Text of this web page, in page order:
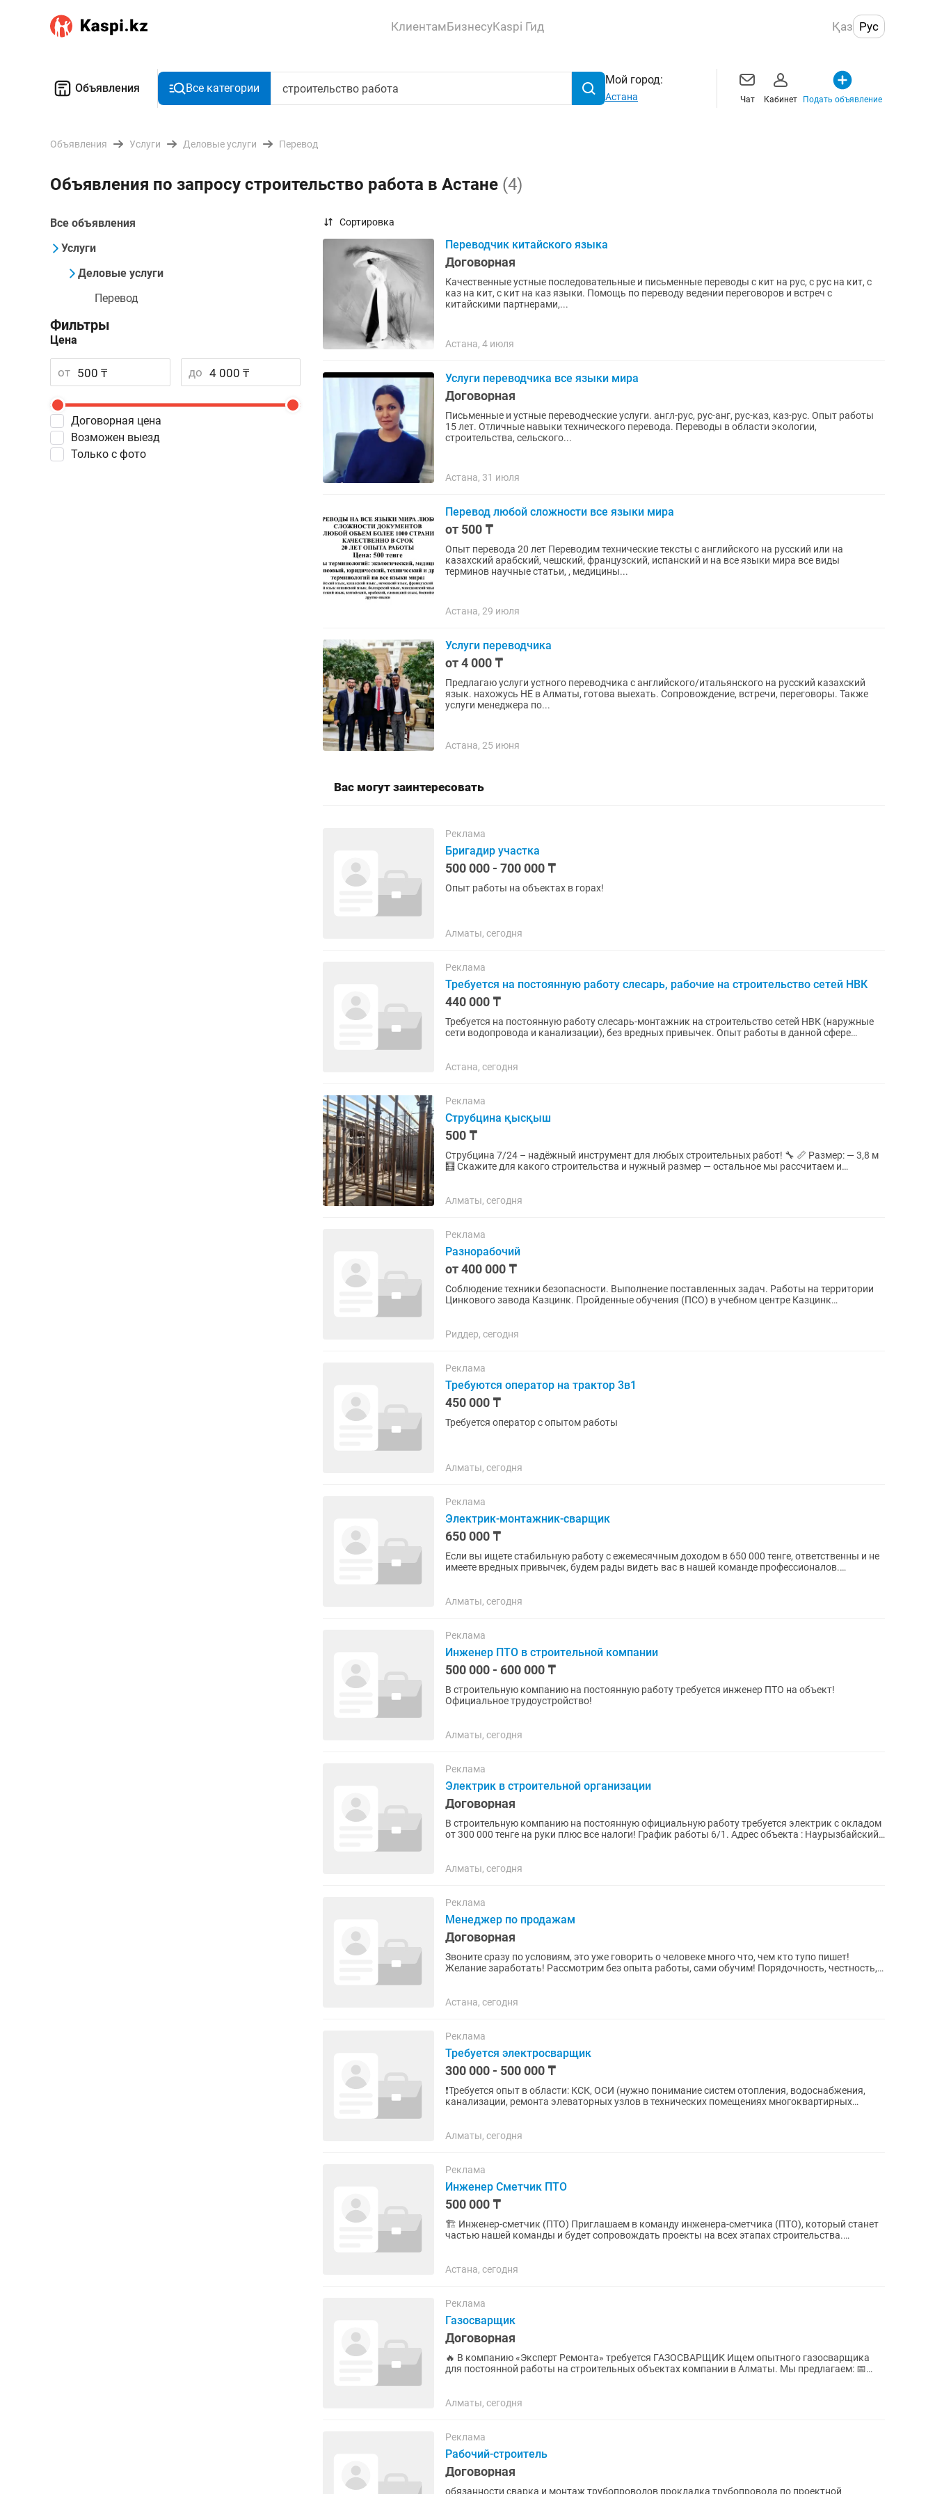
КлиентамБизнесуKaspi Гид Қаз Рус
Объявления Все категории
Мой город:
Астана Чат Кабинет Подать объявление
Объявления Услуги Деловые услуги Перевод
Объявления по запросу строительство работа в Астане (4)
Все объявления
Услуги
Деловые услуги
Перевод
Фильтры
Цена
от до
Договорная цена
Возможен выезд
Только с фото
Сортировка
Переводчик китайского языка
Договорная
Качественные устные последовательные и письменные переводы с кит на рус, с рус на кит, с
каз на кит, с кит на каз языки. Помощь по переводу ведении переговоров и встреч с
китайскими партнерами,...
Астана, 4 июля
Услуги переводчика все языки мира
Договорная
Письменные и устные переводческие услуги. англ-рус, рус-анг, рус-каз, каз-рус. Опыт работы
15 лет. Отличные навыки технического перевода. Переводы в области экологии,
строительства, сельского...
Астана, 31 июля
Перевод любой сложности все языки мира
от 500 ₸
Опыт перевода 20 лет Переводим технические тексты с английского на русский или на
казахский арабский, чешский, французский, испанский и на все языки мира все виды
терминов научные статьи, , медицины...
Астана, 29 июля
Услуги переводчика
от 4 000 ₸
Предлагаю услуги устного переводчика с английского/итальянского на русский казахский
язык. нахожусь НЕ в Алматы, готова выехать. Сопровождение, встречи, переговоры. Также
услуги менеджера по...
Астана, 25 июня
Вас могут заинтересовать
Реклама
Бригадир участка
500 000 - 700 000 ₸
Опыт работы на объектах в горах!
Алматы, сегодня
Реклама
Требуется на постоянную работу слесарь, рабочие на строительство сетей НВК
440 000 ₸
Требуется на постоянную работу слесарь-монтажник на строительство сетей НВК (наружные
сети водопровода и канализации), без вредных привычек. Опыт работы в данной сфере
Астана, сегодня
Реклама
Струбцина қысқыш
500 ₸
Струбцина 7/24 – надёжный инструмент для любых строительных работ! 🔧 📏 Размер: — 3,8 м
🧮 Скажите для какого строительства и нужный размер — остальное мы рассчитаем и
Алматы, сегодня
Реклама
Разнорабочий
от 400 000 ₸
Соблюдение техники безопасности. Выполнение поставленных задач. Работы на территории
Цинкового завода Казцинк. Пройденные обучения (ПСО) в учебном центре Казцинк
Риддер, сегодня
Реклама
Требуются оператор на трактор 3в1
450 000 ₸
Требуется оператор с опытом работы
Алматы, сегодня
Реклама
Электрик-монтажник-сварщик
650 000 ₸
Если вы ищете стабильную работу с ежемесячным доходом в 650 000 тенге, ответственны и не
имеете вредных привычек, будем рады видеть вас в нашей команде профессионалов.
Алматы, сегодня
Реклама
Инженер ПТО в строительной компании
500 000 - 600 000 ₸
В строительную компанию на постоянную работу требуется инженер ПТО на объект!
Официальное трудоустройство!
Алматы, сегодня
Реклама
Электрик в строительной организации
Договорная
В строительную компанию на постоянную официальную работу требуется электрик с окладом
от 300 000 тенге на руки плюс все налоги! График работы 6/1. Адрес объекта : Наурызбайский
Алматы, сегодня
Реклама
Менеджер по продажам
Договорная
Звоните сразу по условиям, это уже говорить о человеке много что, чем кто тупо пишет!
Желание заработать! Рассмотрим без опыта работы, сами обучим! Порядочность, честность,
Астана, сегодня
Реклама
Требуется электросварщик
300 000 - 500 000 ₸
❗Требуется опыт в области: КСК, ОСИ (нужно понимание систем отопления, водоснабжения,
канализации, ремонта элеваторных узлов в технических помещениях многоквартирных
Алматы, сегодня
Реклама
Инженер Сметчик ПТО
500 000 ₸
🏗️ Инженер-сметчик (ПТО) Приглашаем в команду инженера-сметчика (ПТО), который станет
частью нашей команды и будет сопровождать проекты на всех этапах строительства.
Астана, сегодня
Реклама
Газосварщик
Договорная
🔥 В компанию «Эксперт Ремонта» требуется ГАЗОСВАРЩИК Ищем опытного газосварщика
для постоянной работы на строительных объектах компании в Алматы. Мы предлагаем: 📅
Алматы, сегодня
Реклама
Рабочий-строитель
Договорная
обязанности сварка и монтаж трубопроводов прокладка трубопровода по проектной